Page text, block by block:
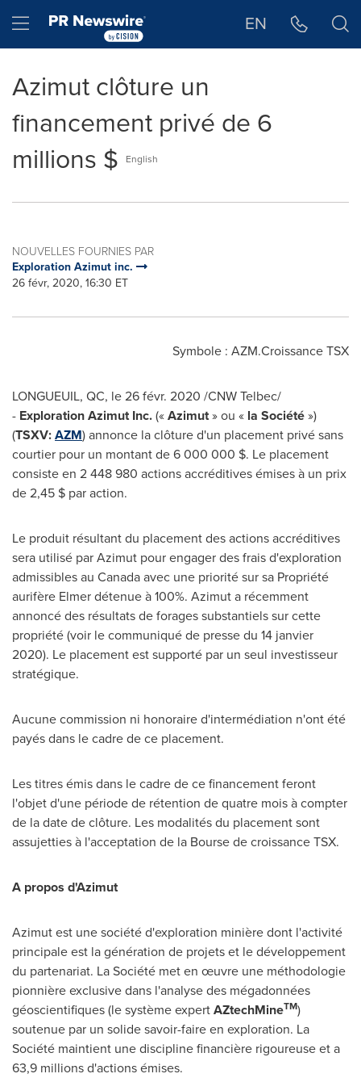
Hamburger menu EN
Azimut clôture un
financement privé de 6
millions $
English
NOUVELLES FOURNIES PAR
Exploration Azimut inc.
26 févr, 2020, 16:30 ET
Symbole : AZM.Croissance TSX
LONGUEUIL, QC, le 26 févr. 2020 /CNW Telbec/
- Exploration Azimut Inc.(«Azimut» ou « la Société»)
(TSXV:AZM) annonce la clôture d'un placement privé sans
courtier pour un montant de 6 000 000 $. Le placement
consiste en 2 448 980 actions accréditives émises à un prix
de 2,45 $ par action.
Le produit résultant du placement des actions accréditives
sera utilisé par Azimut pour engager des frais d'exploration
admissibles au Canadaavec une priorité sur sa Propriété
aurifère Elmer détenue à 100%. Azimut a récemment
annoncé des résultats de forages substantiels sur cette
propriété (voir le communiqué de presse du 14 janvier
2020). Le placement est supporté par un seul investisseur
stratégique.
Aucune commission ni honoraire d'intermédiation n'ont été
payés dans le cadre de ce placement.
Les titres émis dans le cadre de ce financement feront
l'objet d'une période de rétention de quatre mois à compter
de la date de clôture. Les modalités du placement sont
assujetties à l'acceptation de la Bourse de croissance TSX.
A propos d'Azimut
Azimut est une société d'exploration minière dont l'activité
principale est la génération de projets et le développement
du partenariat. La Société met en œuvre une méthodologie
pionnière exclusive dans l'analyse des mégadonnées
géoscientifiques (le système expertAZtechMineTM)
soutenue par un solide savoir-faire en exploration. La
Société maintient une discipline financière rigoureuse et a
63,9 millions d'actions émises.